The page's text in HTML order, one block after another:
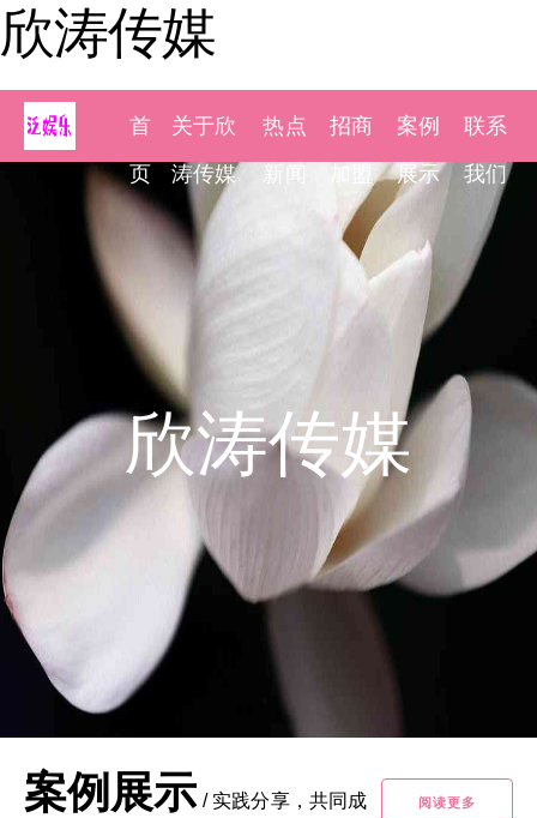
欣涛传媒
首
页
关于欣
涛传媒
热点
新闻
招商
加盟
案例
展示
联系
我们
欣涛传媒
案例展示 / 实践分享，共同成
阅读更多